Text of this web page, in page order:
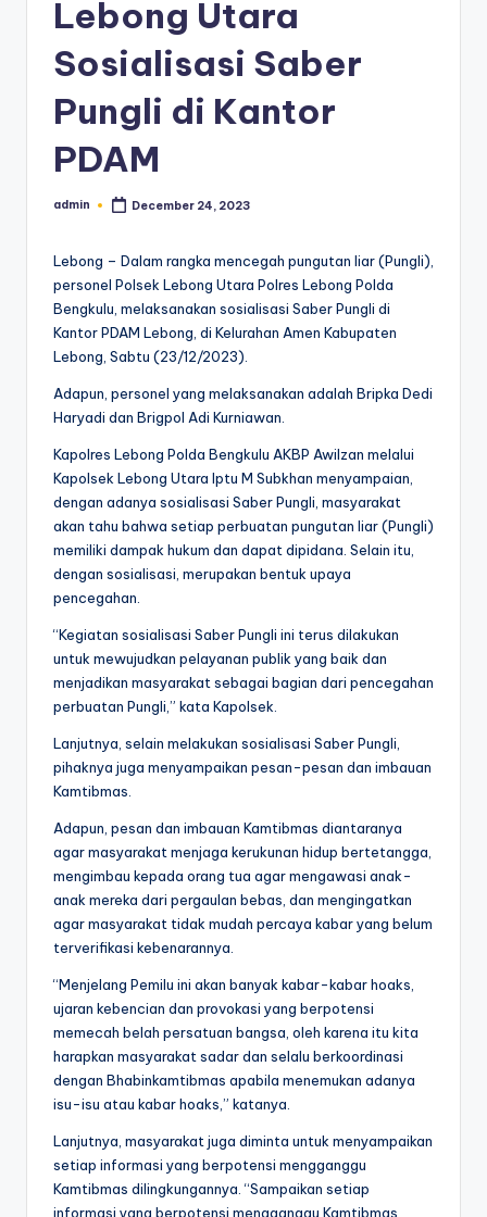
Lebong Utara
Sosialisasi Saber
Pungli di Kantor
PDAM
Posted
admin December 24, 2023
Lebong – Dalam rangka mencegah pungutan liar (Pungli),
personel Polsek Lebong Utara Polres Lebong Polda
Bengkulu, melaksanakan sosialisasi Saber Pungli di
Kantor PDAM Lebong, di Kelurahan Amen Kabupaten
Lebong, Sabtu (23/12/2023).
Adapun, personel yang melaksanakan adalah Bripka Dedi
Haryadi dan Brigpol Adi Kurniawan.
Kapolres Lebong Polda Bengkulu AKBP Awilzan melalui
Kapolsek Lebong Utara Iptu M Subkhan menyampaian,
dengan adanya sosialisasi Saber Pungli, masyarakat
akan tahu bahwa setiap perbuatan pungutan liar (Pungli)
memiliki dampak hukum dan dapat dipidana. Selain itu,
dengan sosialisasi, merupakan bentuk upaya
pencegahan.
“Kegiatan sosialisasi Saber Pungli ini terus dilakukan
untuk mewujudkan pelayanan publik yang baik dan
menjadikan masyarakat sebagai bagian dari pencegahan
perbuatan Pungli,” kata Kapolsek.
Lanjutnya, selain melakukan sosialisasi Saber Pungli,
pihaknya juga menyampaikan pesan-pesan dan imbauan
Kamtibmas.
Adapun, pesan dan imbauan Kamtibmas diantaranya
agar masyarakat menjaga kerukunan hidup bertetangga,
mengimbau kepada orang tua agar mengawasi anak-
anak mereka dari pergaulan bebas, dan mengingatkan
agar masyarakat tidak mudah percaya kabar yang belum
terverifikasi kebenarannya.
“Menjelang Pemilu ini akan banyak kabar-kabar hoaks,
ujaran kebencian dan provokasi yang berpotensi
memecah belah persatuan bangsa, oleh karena itu kita
harapkan masyarakat sadar dan selalu berkoordinasi
dengan Bhabinkamtibmas apabila menemukan adanya
isu-isu atau kabar hoaks,” katanya.
Lanjutnya, masyarakat juga diminta untuk menyampaikan
setiap informasi yang berpotensi mengganggu
Kamtibmas dilingkungannya. “Sampaikan setiap
informasi yang berpotensi mengganggu Kamtibmas